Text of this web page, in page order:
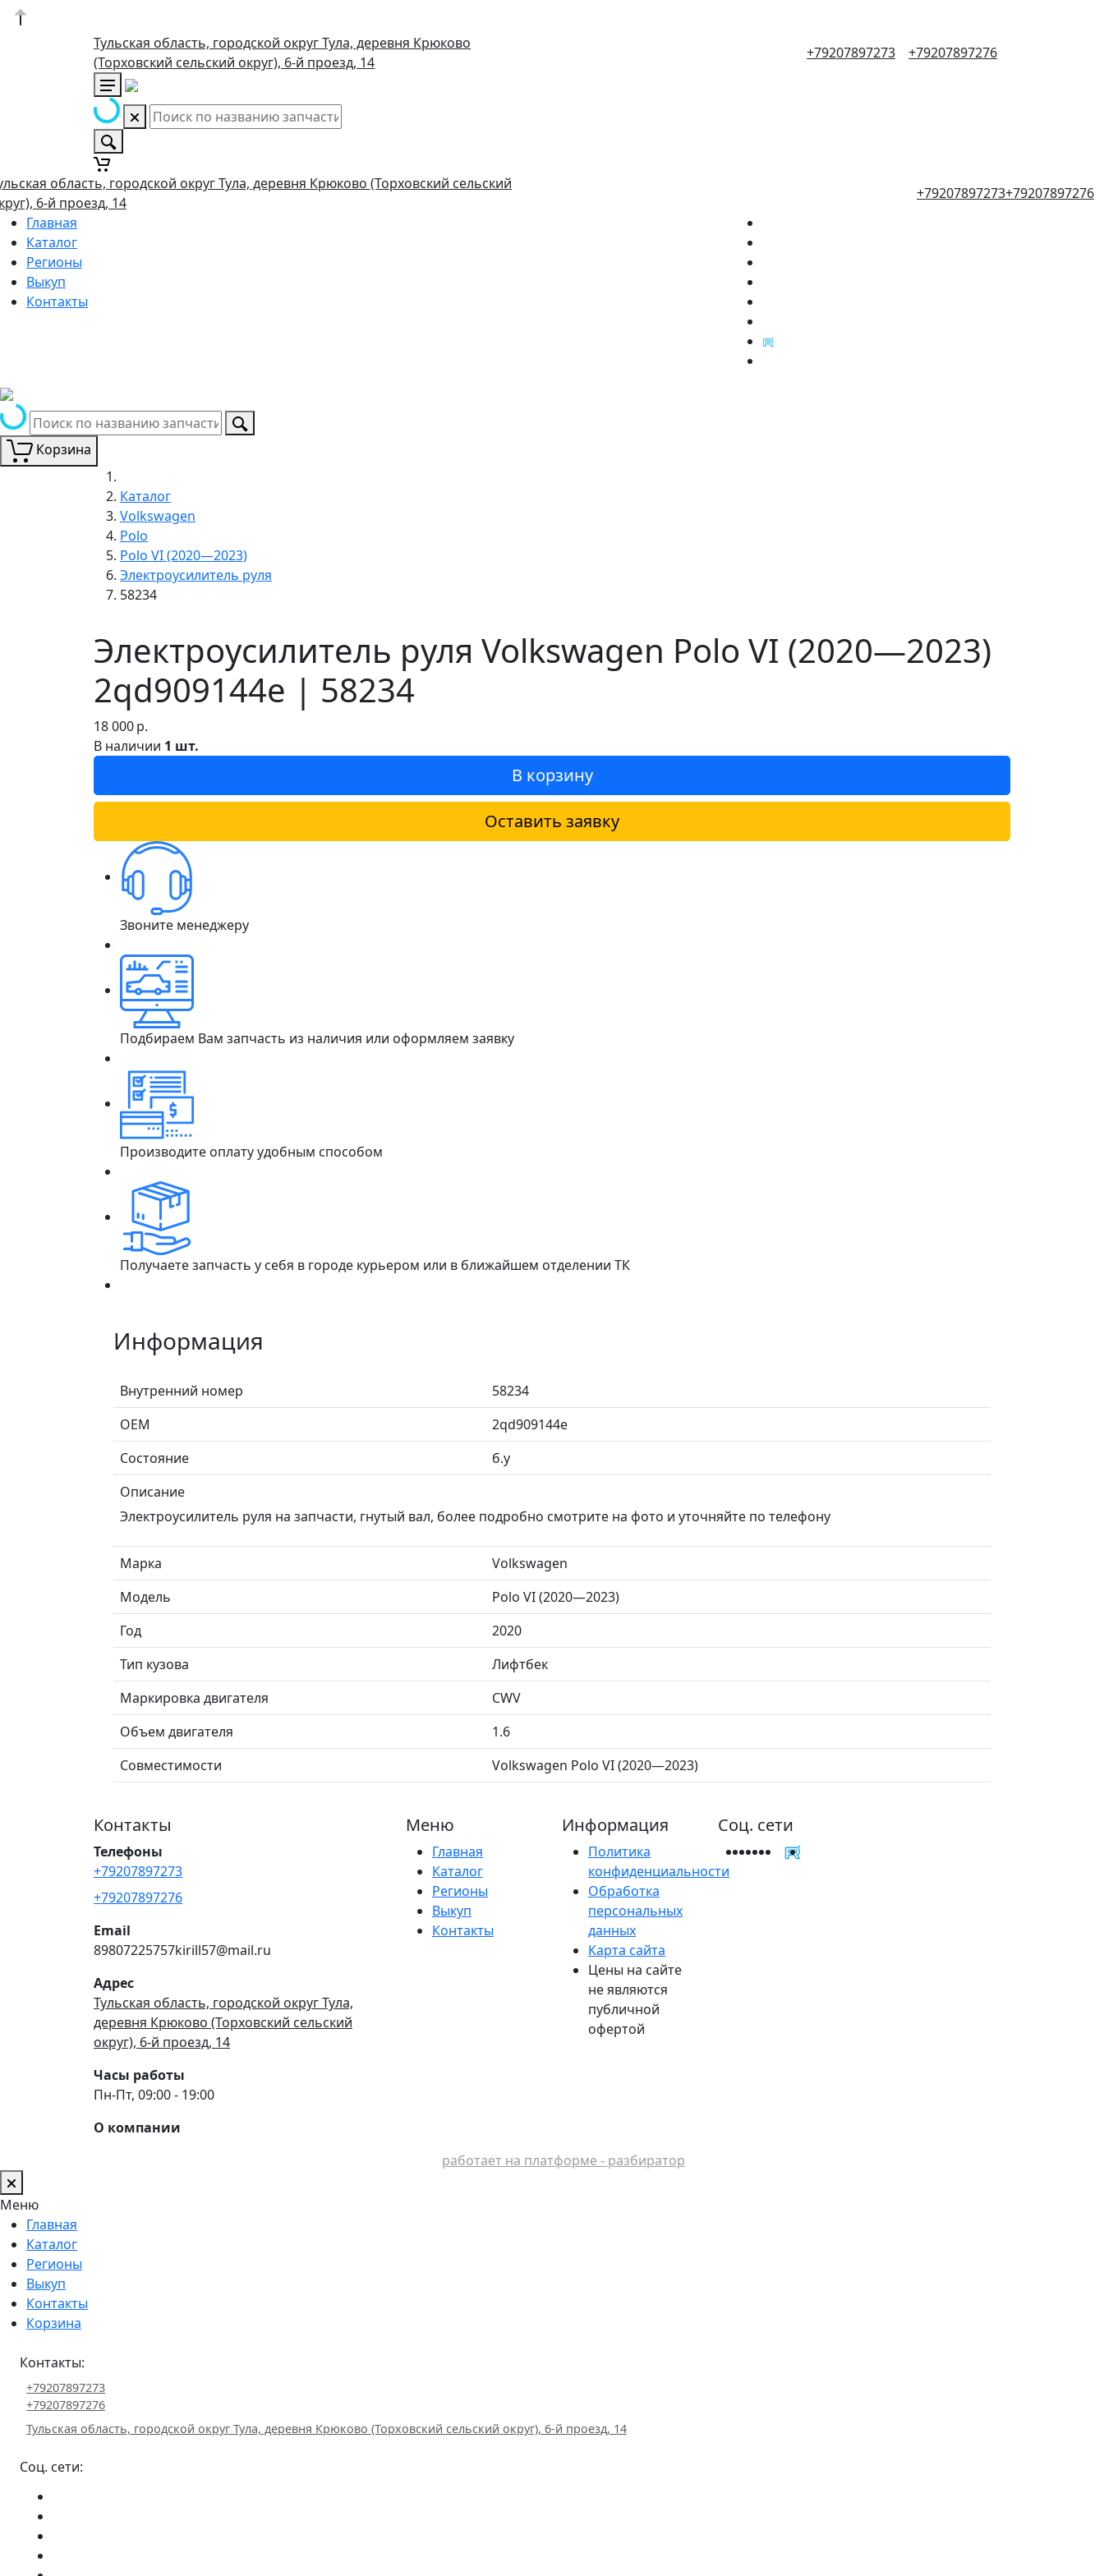
Тульская область, городской округ Тула, деревня Крюково
(Торховский сельский округ), 6-й проезд, 14
+79207897273 +79207897276
область, городской округ Тула, деревня Крюково (Торховский сельский
6-й проезд, 14
+79207897273+79207897276
Главная
Каталог
Регионы
Выкуп
Контакты
Корзина
Каталог
Volkswagen
Polo
Polo VI (2020—2023)
Электроусилитель руля
58234
Электроусилитель руля Volkswagen Polo VI (2020—2023)
2qd909144e | 58234
18 000р.
В наличии 1 шт.
В корзину
Оставить заявку
Звоните менеджеру
Подбираем Вам запчасть из наличия или оформляем заявку
Производите оплату удобным способом
Получаете запчасть у себя в городе курьером или в ближайшем отделении ТК
Информация
Внутренний номер
58234
ОЕМ
2qd909144e
Состояние
б.у
Описание
Электроусилитель руля на запчасти, гнутый вал, более подробно смотрите на фото и уточняйте по телефону
Марка
Volkswagen
Модель
Polo VI (2020—2023)
Год
2020
Тип кузова
Лифтбек
Маркировка двигателя
CWV
Объем двигателя
1.6
Совместимости
Volkswagen Polo VI (2020—2023)
Контакты
Телефоны
+79207897273
+79207897276
Email
89807225757kirill57@mail.ru
Адрес
Тульская область, городской округ Тула,
деревня Крюково (Торховский сельский
округ), 6-й проезд, 14
Часы работы
Пн-Пт, 09:00 - 19:00
О компании
Меню
Главная
Каталог
Регионы
Выкуп
Контакты
Информация
Политика
конфиденциальности
Обработка
персональных
данных
Карта сайта
Цены на сайте
не являются
публичной
офертой
Соц. сети
работает на платформе - разбиратор
Меню
Главная
Каталог
Регионы
Выкуп
Контакты
Корзина
Контакты:
+79207897273
+79207897276
Тульская область, городской округ Тула, деревня Крюково (Торховский сельский округ), 6-й проезд, 14
Соц. сети: